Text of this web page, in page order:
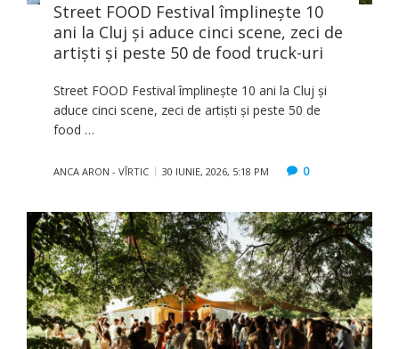
Street FOOD Festival împlinește 10
ani la Cluj și aduce cinci scene, zeci de
artiști și peste 50 de food truck-uri
Street FOOD Festival împlinește 10 ani la Cluj și
aduce cinci scene, zeci de artiști și peste 50 de
food …
ANCA ARON - VÎRTIC 30 IUNIE, 2026, 5:18 PM 0